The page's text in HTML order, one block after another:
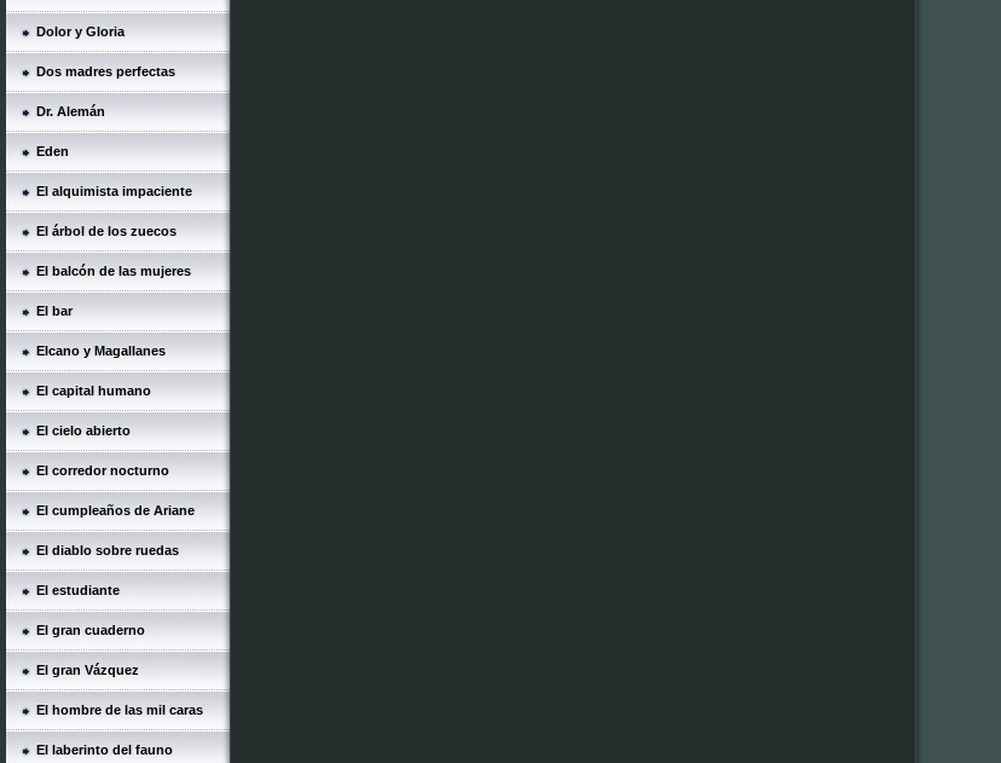
Dolor y Gloria
Dos madres perfectas
Dr. Alemán
Eden
El alquimista impaciente
El árbol de los zuecos
El balcón de las mujeres
El bar
Elcano y Magallanes
El capital humano
El cielo abierto
El corredor nocturno
El cumpleaños de Ariane
El diablo sobre ruedas
El estudiante
El gran cuaderno
El gran Vázquez
El hombre de las mil caras
El laberinto del fauno